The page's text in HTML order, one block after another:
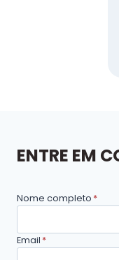
ENTRE EM
Nome completo *
Email *